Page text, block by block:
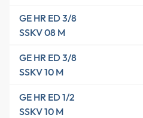
GE HR ED 3/8
SSKV 08 M
GE HR ED 3/8
SSKV 10 M
GE HR ED 1/2
SSKV 10 M